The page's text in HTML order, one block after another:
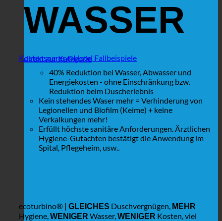
WASSER
direkt zur Kategorie
Kostensparer @Hotel Fallbeispiele
40% Reduktion bei Wasser, Abwasser und
Energiekosten - ohne Einschränkung bzw.
Reduktion beim Duscherlebnis
Kein stehendes Waser mehr = Verhinderung von
Legionellen und Biofilm (Keime) + keine
Verkalkungen mehr!
Erfüllt höchste sanitäre Anforderungen. Ärztlichen
Hygiene-Gutachten bestätigt die Anwendung im
Spital, Pflegeheim, usw..
ecoturbino® | GLEICHES Duschvergnügen, MEHR
Hygiene,WENIGER Wasser,WENIGER Kosten, viel